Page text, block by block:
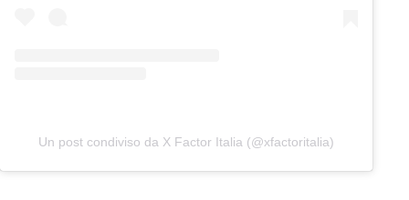
Un post condiviso da X Factor Italia (@xfactoritalia)